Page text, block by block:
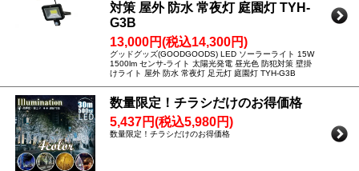
対策 屋外 防水 常夜灯 庭園灯 TYH-
G3B
13,000円(税込14,300円)
グッドグッズ(GOODGOODS) LED ソーラーライト 15W
1500lm センサ-ライト 太陽光発電 昼光色 防犯対策 壁掛
けライト 屋外 防水 常夜灯 足元灯 庭園灯 TYH-G3B
数量限定！チラシだけのお得価格
5,437円(税込5,980円)
数量限定！チラシだけのお得価格